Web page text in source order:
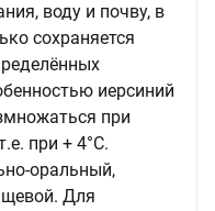
воду и почву, в
сохраняется
иерсиний
при
при + 4°С.
оральный,
Для